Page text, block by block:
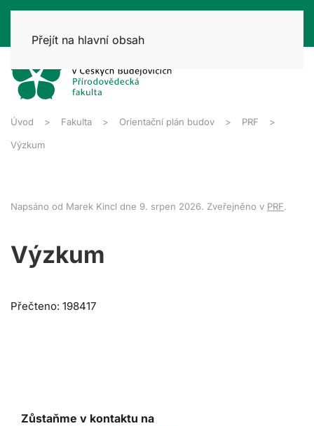
Přejít na hlavní obsah
Úvod Fakulta Orientační plán budov PRF
Výzkum
Napsáno od Marek Kincl dne 9. srpen 2026. Zveřejněno v PRF.
Výzkum
Přečteno: 198417
Zůstaňme v kontaktu na